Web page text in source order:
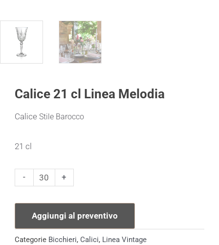
Calice 21 cl Linea Melodia
Calice Stile Barocco
21 cl
-
Calice
cl
Linea
Melodia
+
Aggiungi al preventivo
Categorie Bicchieri, Calici, Linea Vintage